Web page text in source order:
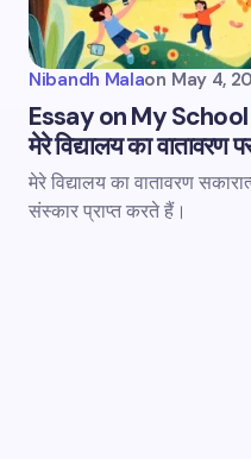
Nibandh Malaon May 4,
Essay on My
मेरे विद्यालय का वातावरण
मेरे विद्यालय का वातावरण
संस्कार प्राप्त करते हैं।